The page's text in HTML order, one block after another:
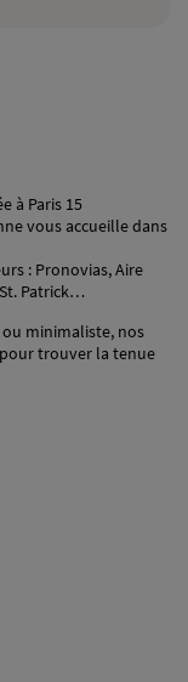
à Paris 15
vous accueille dans
: Pronovias, Aire
Patrick…
ou minimaliste, nos
trouver la tenue